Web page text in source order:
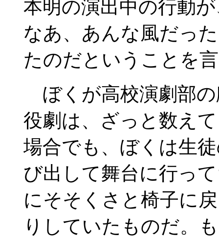
本明の演出中の行動
なあ、あんな風だっ
たのだということを
ぼくが高校演劇部
役劇は、ざっと数え
場合でも、ぼくは生
び出して舞台に行っ
にそそくさと椅子に
りしていたものだ。